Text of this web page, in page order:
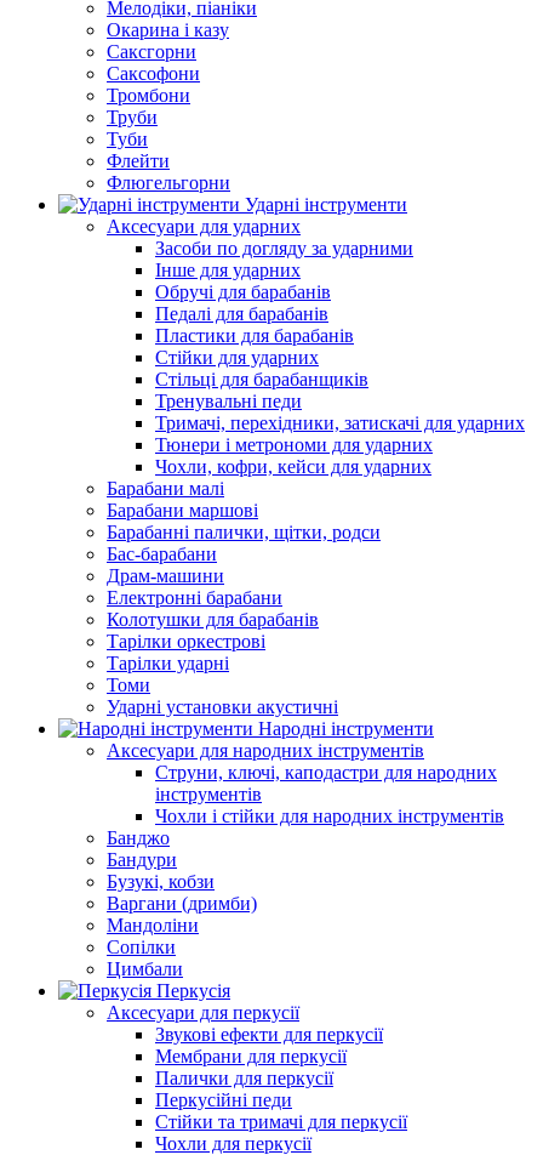
Мелодіки, піаніки
Окарина і казу
Саксгорни
Саксофони
Тромбони
Труби
Туби
Флейти
Флюгельгорни
Ударні інструменти
Аксесуари для ударних
Засоби по догляду за ударними
Інше для ударних
Обручі для барабанів
Педалі для барабанів
Пластики для барабанів
Стійки для ударних
Стільці для барабанщиків
Тренувальні педи
Тримачі, перехідники, затискачі для ударних
Тюнери і метрономи для ударних
Чохли, кофри, кейси для ударних
Барабани малі
Барабани маршові
Барабанні палички, щітки, родси
Бас-барабани
Драм-машини
Електронні барабани
Колотушки для барабанів
Тарілки оркестрові
Тарілки ударні
Томи
Ударні установки акустичні
Народні інструменти
Аксесуари для народних інструментів
Струни, ключі, каподастри для народних
інструментів
Чохли і стійки для народних інструментів
Банджо
Бандури
Бузукі, кобзи
Варгани (дримби)
Мандоліни
Сопілки
Цимбали
Перкусія
Аксесуари для перкусії
Звукові ефекти для перкусії
Мембрани для перкусії
Палички для перкусії
Перкусійні педи
Стійки та тримачі для перкусії
Чохли для перкусії